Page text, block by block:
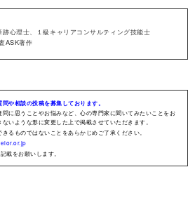
心理士、１級キャリアコンサルティング技能士
ASK著作
や相談の投稿を募集しております。
に思うことやお悩みなど、心の専門家に聞いてみたいことをお
いような形に変更した上で掲載させていただきます。
るものではないことをあらかじめご了承ください。
載をお願いします。